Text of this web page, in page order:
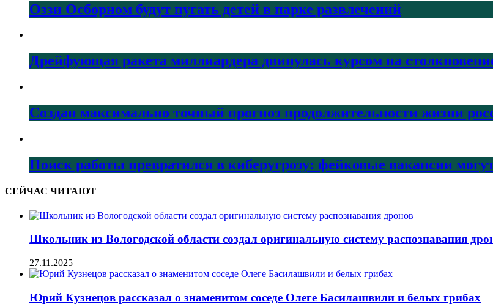
Оззи Осборном будут пугать детей в парке развлечений
Дрейфующая ракета миллиардера двинулась курсом на
Создан максимально точный прогноз продолжительности жизни
Поиск работы превратился в киберугрозу: фейковые вакансии
СЕЙЧАС ЧИТАЮТ
Школьник из Вологодской области создал оригинальную систему распознавания
27.11.2025
Юрий Кузнецов рассказал о знаменитом соседе Олеге Басилашвили и белых грибах